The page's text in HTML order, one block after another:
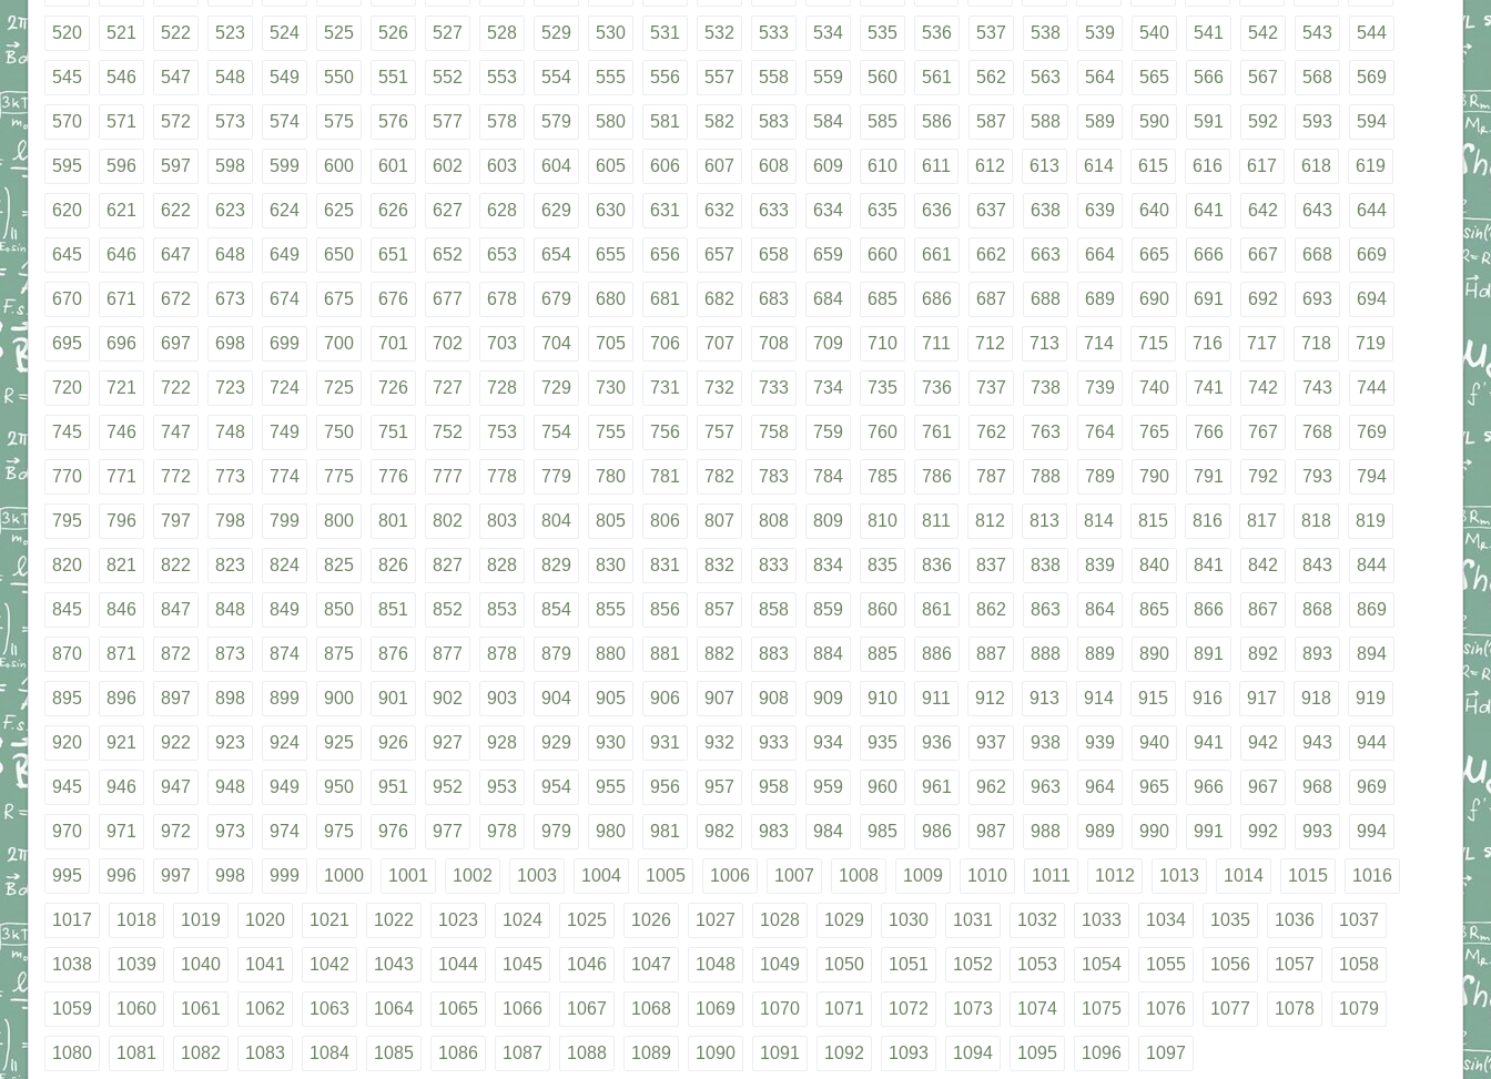
520 521 522 523 524 525 526 527 528 529 530 531 532 533 534 535 536 537 538 539 540 541 542 543 544
545 546 547 548 549 550 551 552 553 554 555 556 557 558 559 560 561 562 563 564 565 566 567 568 569
570 571 572 573 574 575 576 577 578 579 580 581 582 583 584 585 586 587 588 589 590 591 592 593 594
595 596 597 598 599 600 601 602 603 604 605 606 607 608 609 610 611 612 613 614 615 616 617 618 619
620 621 622 623 624 625 626 627 628 629 630 631 632 633 634 635 636 637 638 639 640 641 642 643 644
645 646 647 648 649 650 651 652 653 654 655 656 657 658 659 660 661 662 663 664 665 666 667 668 669
670 671 672 673 674 675 676 677 678 679 680 681 682 683 684 685 686 687 688 689 690 691 692 693 694
695 696 697 698 699 700 701 702 703 704 705 706 707 708 709 710 711 712 713 714 715 716 717 718 719
720 721 722 723 724 725 726 727 728 729 730 731 732 733 734 735 736 737 738 739 740 741 742 743 744
745 746 747 748 749 750 751 752 753 754 755 756 757 758 759 760 761 762 763 764 765 766 767 768 769
770 771 772 773 774 775 776 777 778 779 780 781 782 783 784 785 786 787 788 789 790 791 792 793 794
795 796 797 798 799 800 801 802 803 804 805 806 807 808 809 810 811 812 813 814 815 816 817 818 819
820 821 822 823 824 825 826 827 828 829 830 831 832 833 834 835 836 837 838 839 840 841 842 843 844
845 846 847 848 849 850 851 852 853 854 855 856 857 858 859 860 861 862 863 864 865 866 867 868 869
870 871 872 873 874 875 876 877 878 879 880 881 882 883 884 885 886 887 888 889 890 891 892 893 894
895 896 897 898 899 900 901 902 903 904 905 906 907 908 909 910 911 912 913 914 915 916 917 918 919
920 921 922 923 924 925 926 927 928 929 930 931 932 933 934 935 936 937 938 939 940 941 942 943 944
945 946 947 948 949 950 951 952 953 954 955 956 957 958 959 960 961 962 963 964 965 966 967 968 969
970 971 972 973 974 975 976 977 978 979 980 981 982 983 984 985 986 987 988 989 990 991 992 993 994
995 996 997 998 999 1000 1001 1002 1003 1004 1005 1006 1007 1008 1009 1010 1011 1012 1013 1014 1015 1016
1017 1018 1019 1020 1021 1022 1023 1024 1025 1026 1027 1028 1029 1030 1031 1032 1033 1034 1035 1036 1037
1038 1039 1040 1041 1042 1043 1044 1045 1046 1047 1048 1049 1050 1051 1052 1053 1054 1055 1056 1057 1058
1059 1060 1061 1062 1063 1064 1065 1066 1067 1068 1069 1070 1071 1072 1073 1074 1075 1076 1077 1078 1079
1080 1081 1082 1083 1084 1085 1086 1087 1088 1089 1090 1091 1092 1093 1094 1095 1096 1097